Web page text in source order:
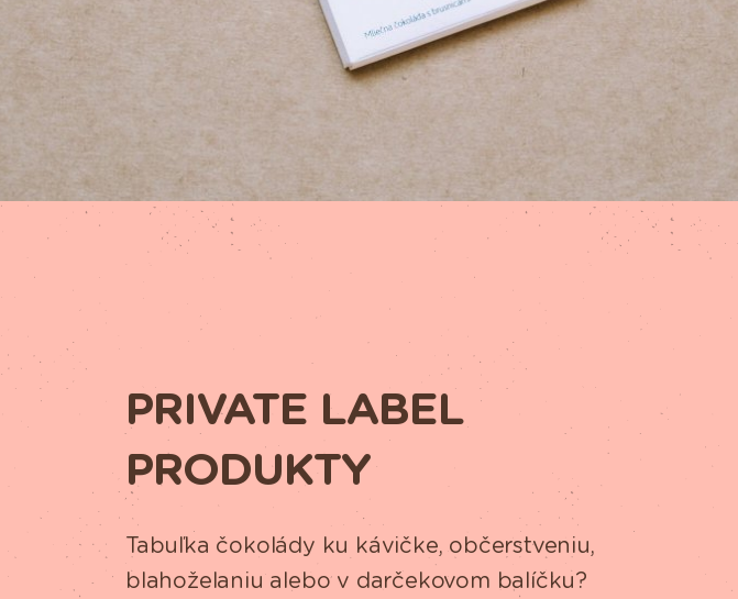
PRIVATE LABEL
PRODUKTY
Tabuľka čokolády ku kávičke, občerstveniu,
blahoželaniu alebo v darčekovom balíčku?